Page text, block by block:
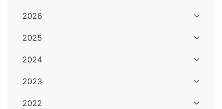
2026
2025
2024
2023
2022